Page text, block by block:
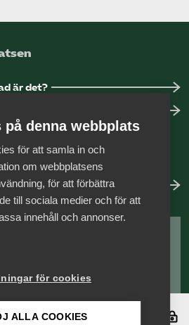
är det?
tillgång till vår digitala
på denna webbplats
för att samla in och
om webbplatsens
för att förbättra
till sociala medier och för att
innehåll och annonser.
för cookies
ALLA COOKIES